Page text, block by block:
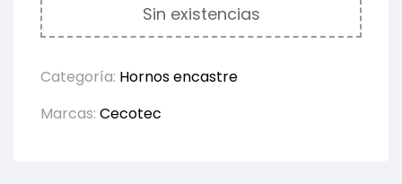
Sin existencias
Categoría: Hornos encastre
Marcas: Cecotec